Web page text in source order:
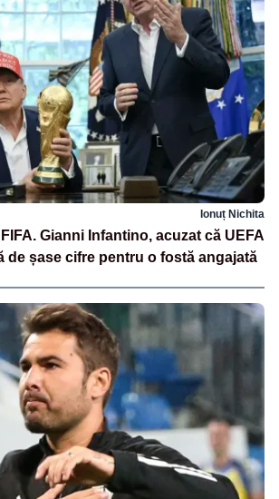
Ionuț Nichita
Gianni Infantino, acuzat că UEFA
de șase cifre pentru o fostă angajată